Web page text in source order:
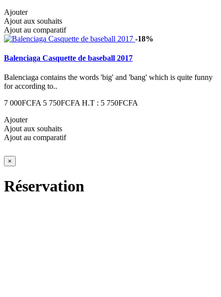
Ajouter
Ajout aux souhaits
Ajout au comparatif
-18%
Balenciaga Casquette de baseball 2017
Balenciaga contains the words 'big' and 'bang' which is quite funny
for according to..
7 000FCFA 5 750FCFA H.T : 5 750FCFA
Ajouter
Ajout aux souhaits
Ajout au comparatif
×
Réservation